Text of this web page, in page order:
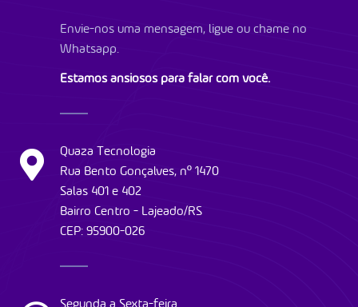
Envie-nos uma mensagem, ligue ou chame no
Whatsapp.
Estamos ansiosos para falar com você.
Quaza Tecnologia
Rua Bento Gonçalves, nº 1470
Salas 401 e 402
Bairro Centro - Lajeado/RS
CEP: 95900-026
Segunda a Sexta-feira